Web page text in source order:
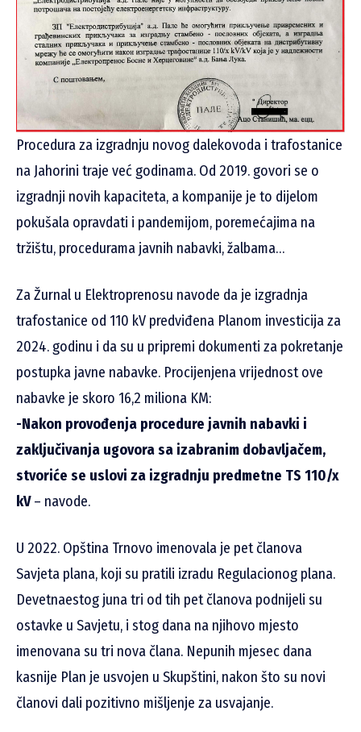
Procedura za izgradnju novog dalekovoda i trafostanice
na Jahorini traje već godinama. Od 2019. govori se o
izgradnji novih kapaciteta, a kompanije je to dijelom
pokušala opravdati i pandemijom, poremećajima na
tržištu, procedurama javnih nabavki, žalbama…
Za Žurnal u Elektroprenosu navode da je izgradnja
trafostanice od 110 kV predviđena Planom investicija za
2024. godinu i da su u pripremi dokumenti za pokretanje
postupka javne nabavke. Procijenjena vrijednost ove
nabavke je skoro 16,2 miliona KM:
-Nakon provođenja procedure javnih nabavki i
zaključivanja ugovora sa izabranim dobavljačem,
stvoriće se uslovi za izgradnju predmetne TS 110/x
kV– navode.
U 2022. Opština Trnovo imenovala je pet članova
Savjeta plana, koji su pratili izradu Regulacionog plana.
Devetnaestog juna tri od tih pet članova podnijeli su
ostavke u Savjetu, i stog dana na njihovo mjesto
imenovana su tri nova člana. Nepunih mjesec dana
kasnije Plan je usvojen u Skupštini, nakon što su novi
članovi dali pozitivno mišljenje za usvajanje.